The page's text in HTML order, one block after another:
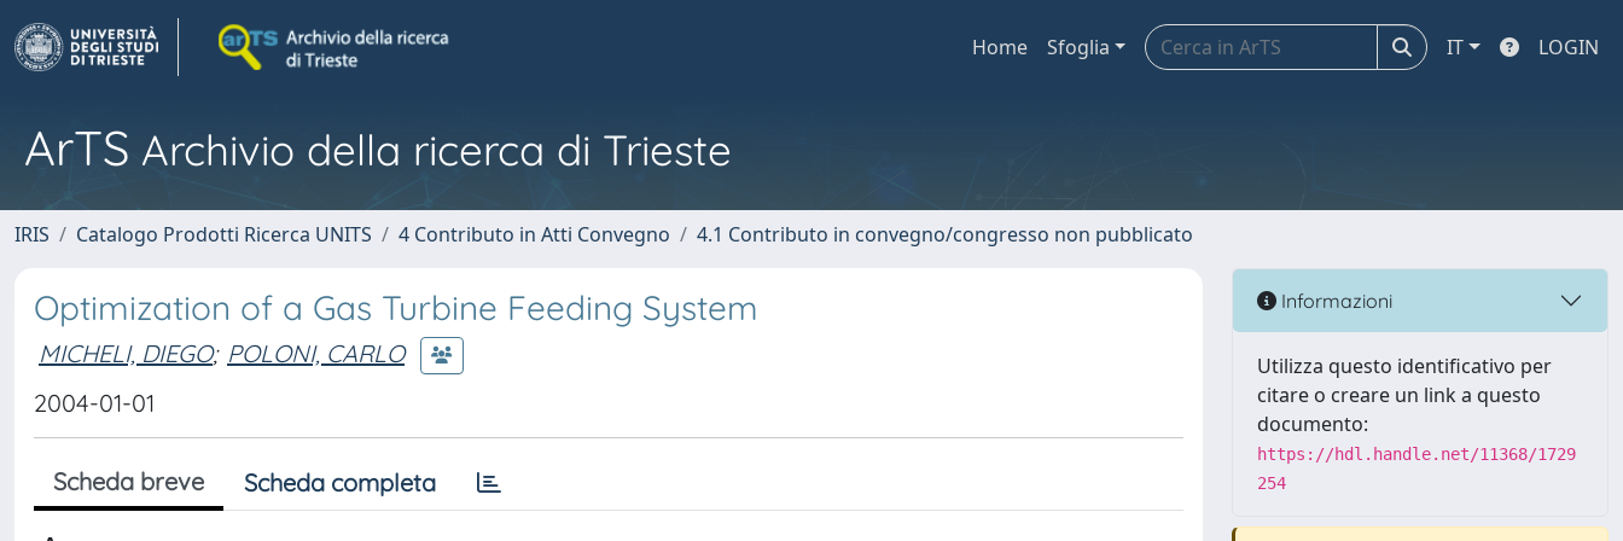
Home Sfoglia IT LOGIN
ArTS Archivio della ricerca di Trieste
IRIS Catalogo Prodotti Ricerca UNITS 4 Contributo in Atti Convegno 4.1 Contributo in convegno/congresso non pubblicato
Optimization of a Gas Turbine Feeding System
MICHELI, DIEGO; POLONI, CARLO
2004-01-01
Scheda breve Scheda completa
Informazioni
Utilizza questo identificativo per
citare o creare un link a questo
documento:
https://hdl.handle.net/11368/1729
254